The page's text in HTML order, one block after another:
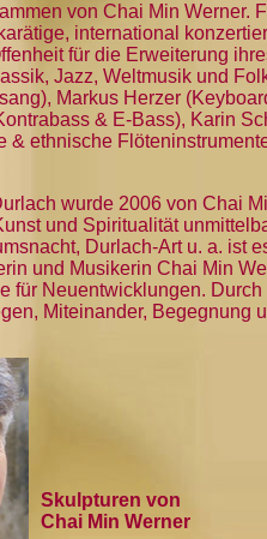
von Chai Min Werner.
international
für die Erweiterung
Jazz, Weltmusik und
Markus Herzer
& E-Bass), Karin
& ethnische
wurde 2006 von Chai
und Spiritualität
Durlach-Art u. a. ist
und Musikerin Chai Min
für Neuentwicklungen.
Miteinander, Begegnung
Skulpturen von
Chai Min Werner